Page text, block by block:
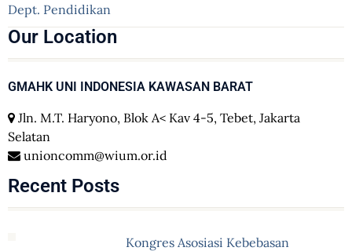
Dept. Pendidikan
Our Location
GMAHK UNI INDONESIA KAWASAN BARAT
Jln. M.T. Haryono, Blok A< Kav 4-5, Tebet, Jakarta
Selatan
unioncomm@wium.or.id
Recent Posts
Kongres Asosiasi Kebebasan